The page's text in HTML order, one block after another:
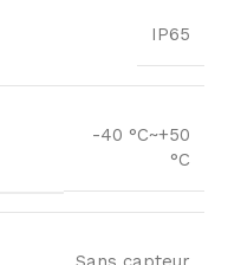
IP65
-40 °C~+50
°C